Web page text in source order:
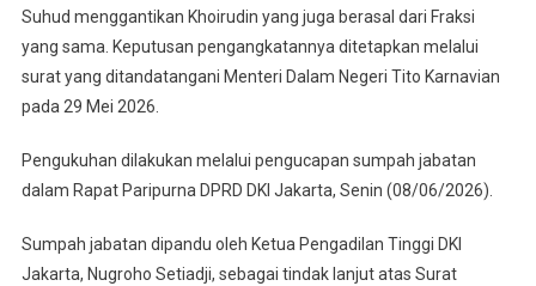
Nama
Pras
Disebut
Suhud menggantikan Khoirudin yang juga berasal dari Fraksi
yang sama. Keputusan pengangkatannya ditetapkan melalui
surat yang ditandatangani Menteri Dalam Negeri Tito Karnavian
pada 29 Mei 2026.
Pengukuhan dilakukan melalui pengucapan sumpah jabatan
dalam Rapat Paripurna DPRD DKI Jakarta, Senin (08/06/2026).
Sumpah jabatan dipandu oleh Ketua Pengadilan Tinggi DKI
Jakarta, Nugroho Setiadji, sebagai tindak lanjut atas Surat